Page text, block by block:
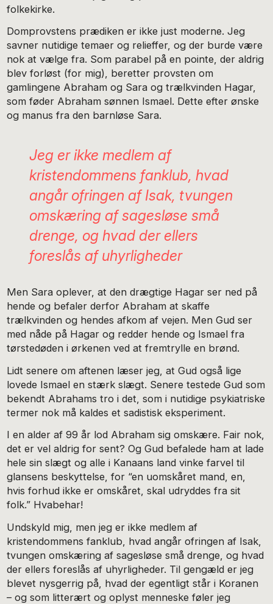
folkekirke.
Domprovstens prædiken er ikke just moderne. Jeg
savner nutidige temaer og relieffer, og der burde være
nok at vælge fra. Som parabel på en pointe, der aldrig
blev forløst (for mig), beretter provsten om
gamlingene Abraham og Sara og trælkvinden Hagar,
som føder Abraham sønnen Ismael. Dette efter ønske
og manus fra den barnløse Sara.
Jeg er ikke medlem af
kristendommens fanklub, hvad
angår ofringen af Isak, tvungen
omskæring af sagesløse små
drenge, og hvad der ellers
foreslås af uhyrligheder
Men Sara oplever, at den drægtige Hagar ser ned på
hende og befaler derfor Abraham at skaffe
trælkvinden og hendes afkom af vejen. Men Gud ser
med nåde på Hagar og redder hende og Ismael fra
tørstedøden i ørkenen ved at fremtrylle en brønd.
Lidt senere om aftenen læser jeg, at Gud også lige
lovede Ismael en stærk slægt. Senere testede Gud som
bekendt Abrahams tro i det, som i nutidige psykiatriske
termer nok må kaldes et sadistisk eksperiment.
I en alder af 99 år lod Abraham sig omskære. Fair nok,
det er vel aldrig for sent? Og Gud befalede ham at lade
hele sin slægt og alle i Kanaans land vinke farvel til
glansens beskyttelse, for “en uomskåret mand, en,
hvis forhud ikke er omskåret, skal udryddes fra sit
folk.” Hvabehar!
Undskyld mig, men jeg er ikke medlem af
kristendommens fanklub, hvad angår ofringen af Isak,
tvungen omskæring af sagesløse små drenge, og hvad
der ellers foreslås af uhyrligheder. Til gengæld er jeg
blevet nysgerrig på, hvad der egentligt står i Koranen
– og som litterært og oplyst menneske føler jeg